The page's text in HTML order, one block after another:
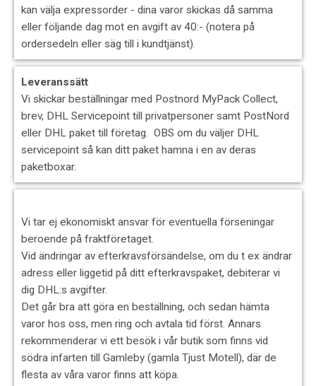
kan välja expressorder - dina varor skickas då samma
eller följande dag mot en avgift av 40:- (notera på
ordersedeln eller säg till i kundtjänst).
Leveranssätt
Vi skickar beställningar med Postnord MyPack Collect,
brev, DHL Servicepoint till privatpersoner samt PostNord
eller DHL paket till företag. OBS om du väljer DHL
servicepoint så kan ditt paket hamna i en av deras
paketboxar.
Vi tar ej ekonomiskt ansvar för eventuella förseningar
beroende på fraktföretaget.
Vid ändringar av efterkravsförsändelse, om du t ex ändrar
adress eller liggetid på ditt efterkravspaket, debiterar vi
dig DHL:s avgifter.
Det går bra att göra en beställning, och sedan hämta
varor hos oss, men ring och avtala tid först. Annars
rekommenderar vi ett besök i vår butik som finns vid
södra infarten till Gamleby (gamla Tjust Motell), där de
flesta av våra varor finns att köpa.